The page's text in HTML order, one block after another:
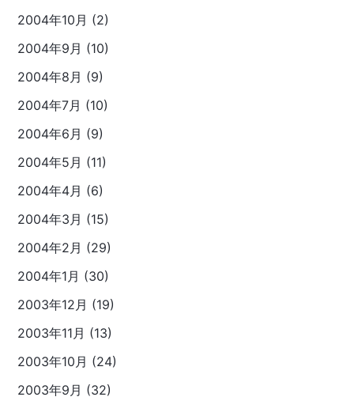
2004年10月 (2)
2004年9月 (10)
2004年8月 (9)
2004年7月 (10)
2004年6月 (9)
2004年5月 (11)
2004年4月 (6)
2004年3月 (15)
2004年2月 (29)
2004年1月 (30)
2003年12月 (19)
2003年11月 (13)
2003年10月 (24)
2003年9月 (32)